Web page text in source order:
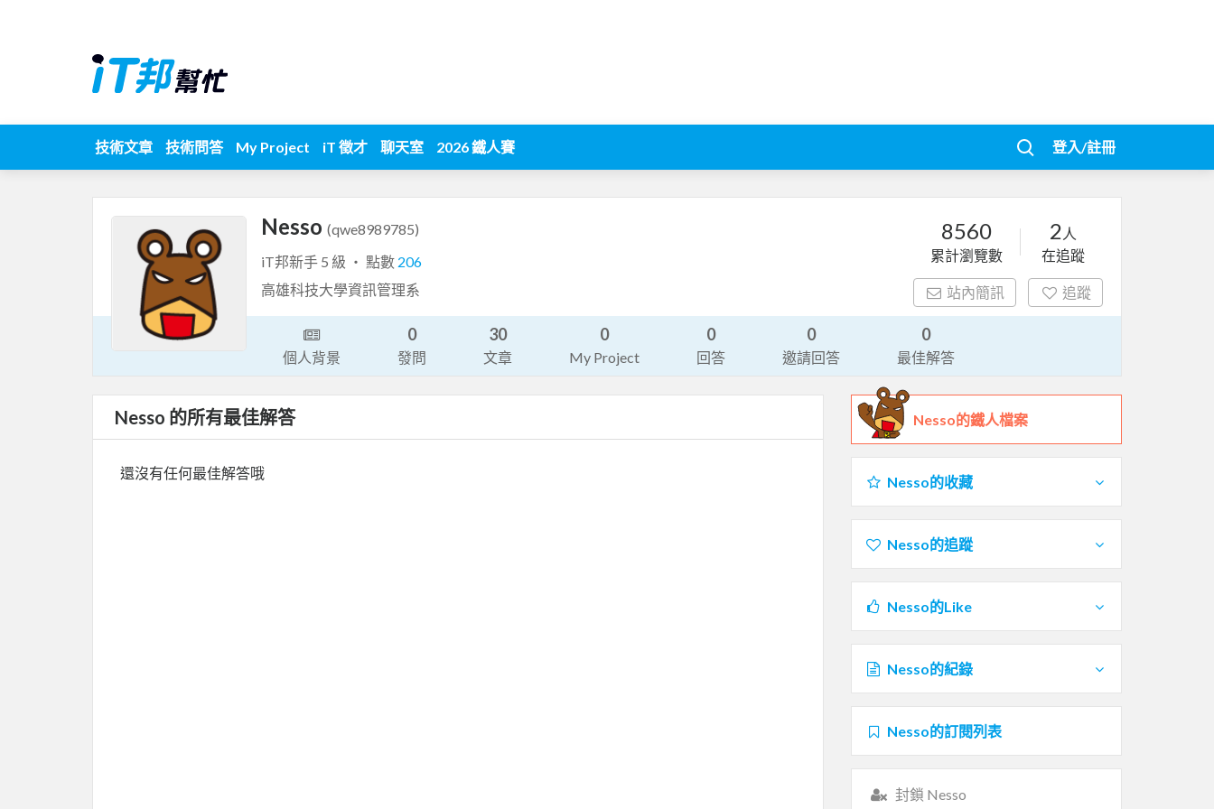
技術文章 技術問答 My Project iT 徵才 聊天室 2026 鐵人賽 登入/註冊
Nesso (qwe8989785)
iT邦新手 5 級 ‧ 點數 206
高雄科技大學資訊管理系
8560
累計瀏覽數
2 人
在追蹤
站內簡訊 追蹤
個人背景
0
發問
30
文章
0
My Project
0
回答
0
邀請回答
0
最佳解答
Nesso 的所有最佳解答
還沒有任何最佳解答哦
Nesso的鐵人檔案
Nesso的收藏
Nesso的追蹤
Nesso的Like
Nesso的紀錄
Nesso的訂閱列表
封鎖 Nesso